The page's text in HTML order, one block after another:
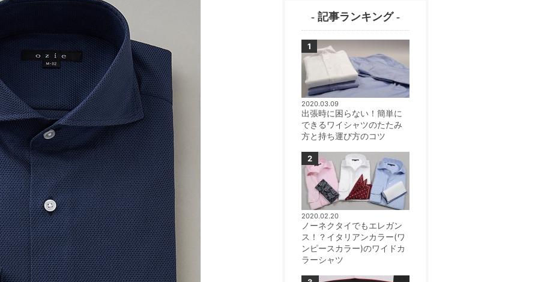
- 記事ランキング -
2020.03.09
出張時に困らない！簡単に
できるワイシャツのたたみ
方と持ち運び方のコツ
2020.02.20
ノーネクタイでもエレガン
ス！？イタリアンカラー(ワ
ンピースカラー)のワイドカ
ラーシャツ